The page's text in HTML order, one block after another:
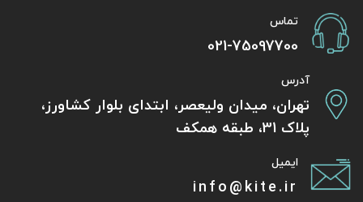
تماس
021-75097700
آدرس
تهران، میدان ولیعصر، ابتدای بلوار کشاورز،
پلاک 31، طبقه همکف
ایمیل
info@kite.ir